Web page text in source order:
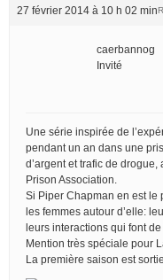
27 février 2014 à 10 h 02 min
caerbannog
Invité
Une série inspirée de
pendant un an dans une
d’argent et trafic de drogue,
Prison Association.
Si Piper Chapman en est le
les femmes autour d’elle:
leurs interactions qui font
Mention très spéciale pour
La première saison est